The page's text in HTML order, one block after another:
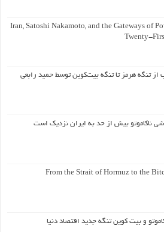
Iran, Satoshi Nakamoto, and the Gateways of
Twenty-
از تنگه هرمز تا تنگه بیت‌کوین توسط حمید رابعی
ناکاموتو بیش از حد به ایران نزدیک است
From the Strait of Hormuz to the
و بیت کوین تنگه جدید اقتصاد دنیا